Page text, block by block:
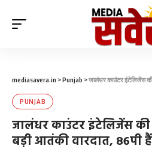
mediasavera.in >Punjab >जालंधर काउंटर इंटेलिजेंस की बड़ी
PUNJAB
जालंधर काउंटर इंटेलिजेंस की
बड़ी आतंकी वारदात, 86पी